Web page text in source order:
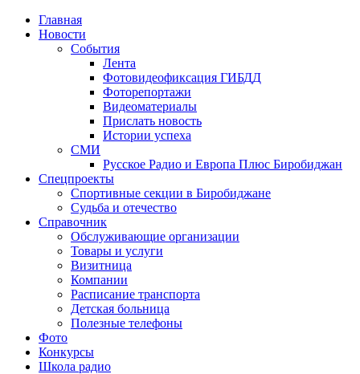
Главная
Новости
События
Лента
Фотовидеофиксация ГИБДД
Фоторепортажи
Видеоматериалы
Прислать новость
Истории успеха
СМИ
Русское Радио и Европа Плюс Биробиджан
Спецпроекты
Спортивные секции в Биробиджане
Судьба и отечество
Справочник
Обслуживающие организации
Товары и услуги
Визитница
Компании
Расписание транспорта
Детская больница
Полезные телефоны
Фото
Конкурсы
Школа радио